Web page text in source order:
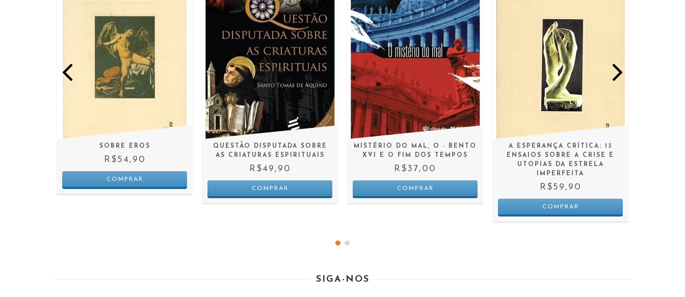
SOBRE EROS
R$54,90
QUESTÃO DISPUTADA SOBRE
AS CRIATURAS ESPIRITUAIS
R$49,90
MISTÉRIO DO MAL, O - BENTO
XVI E O FIM DOS TEMPOS
R$37,00
A ESPERANÇA CRÍTICA: 13
ENSAIOS SOBRE A CRISE E
UTOPIAS DA ESTRELA
IMPERFEITA
R$59,90
SIGA-NOS